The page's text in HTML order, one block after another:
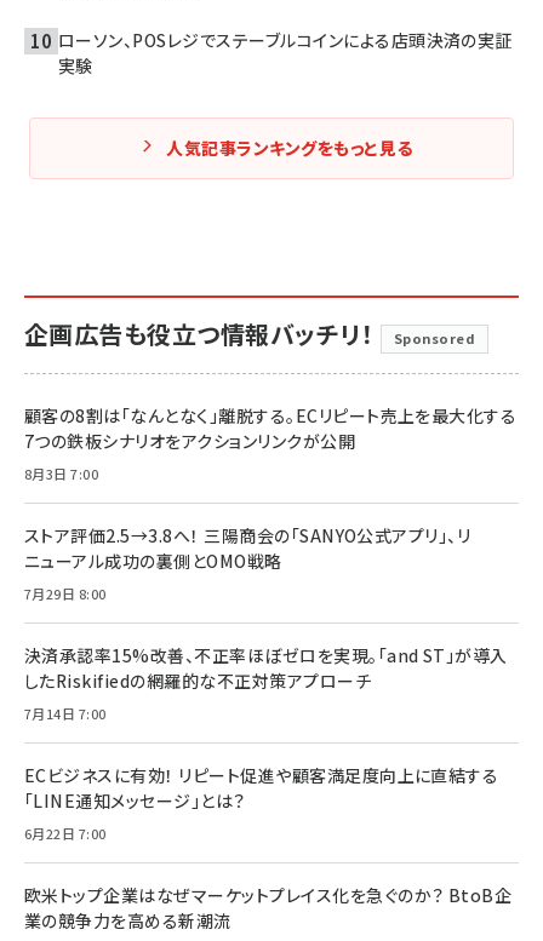
ローソン、POSレジでステーブルコインによる店頭決済の実証
実験
人気記事ランキングをもっと見る
企画広告も役立つ情報バッチリ！ Sponsored
顧客の8割は「なんとなく」離脱する。ECリピート売上を最大化する
7つの鉄板シナリオをアクションリンクが公開
8月3日 7:00
ストア評価2.5→3.8へ！ 三陽商会の「SANYO公式アプリ」、リ
ニューアル成功の裏側とOMO戦略
7月29日 8:00
決済承認率15%改善、不正率ほぼゼロを実現。「and ST」が導入
したRiskifiedの網羅的な不正対策アプローチ
7月14日 7:00
ECビジネスに有効！ リピート促進や顧客満足度向上に直結する
「LINE通知メッセージ」とは？
6月22日 7:00
欧米トップ企業はなぜマーケットプレイス化を急ぐのか？ BtoB企
業の競争力を高める新潮流